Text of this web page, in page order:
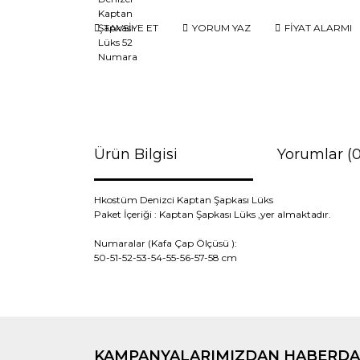
TAVSİYE ET YORUM YAZ FİYAT ALARMI
Ürün Bilgisi Yorumlar
Hkostüm Denizci Kaptan Şapkası Lüks
Paket İçeriği : Kaptan Şapkası Lüks ,yer almaktadır.
Numaralar (Kafa Çap Ölçüsü ):
50-51-52-53-54-55-56-57-58 cm
Ürün resmi kalitesiz, bozuk veya
KAMPANYALARIMIZDAN